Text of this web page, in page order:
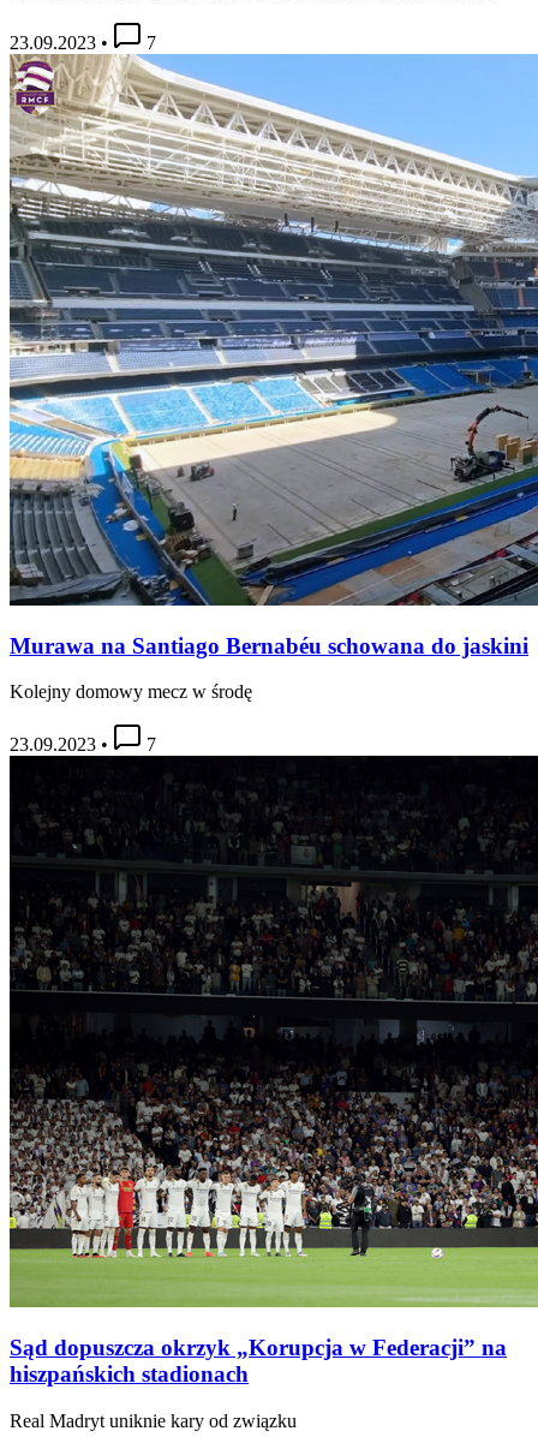
23.09.2023 • 7
Murawa na Santiago Bernabéu schowana do jaskini
Kolejny domowy mecz w środę
23.09.2023 • 7
Sąd dopuszcza okrzyk „Korupcja w Federacji” na
hiszpańskich stadionach
Real Madryt uniknie kary od związku